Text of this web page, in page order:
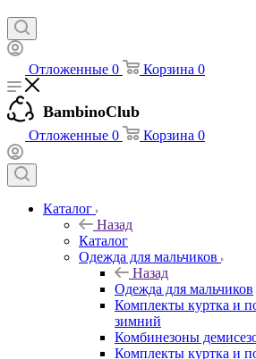
Отложенные 0 Корзина 0
BambinoClub
Отложенные 0 Корзина 0
Каталог
Назад
Каталог
Одежда для мальчиков
Назад
Одежда для мальчиков
Комплекты куртка и
зимний
Комбинезоны
Комплекты куртка и